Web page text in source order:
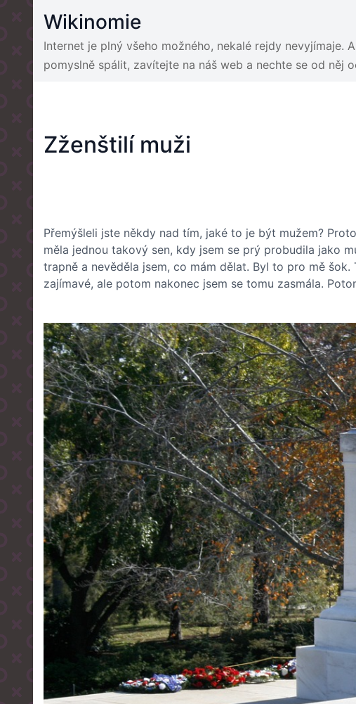
content
Wikinomie
Internet je plný všeho možného, nekalé rejdy nevyjímaje.
pomyslně spálit, zavítejte na náš web a nechte se od něj
Zženštilí muži
Přemýšleli jste někdy nad tím, jaké to je být mužem?
měla jednou takový sen, kdy jsem se prý probudila jako
trapně a nevěděla jsem, co mám dělat. Byl to pro mě
zajímavé, ale potom nakonec jsem se tomu zasmála.